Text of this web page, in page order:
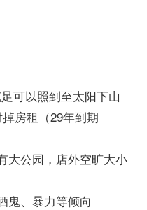
可以照到至太阳下山
房租（29年到期
大公园，店外空旷大小
鬼、暴力等倾向